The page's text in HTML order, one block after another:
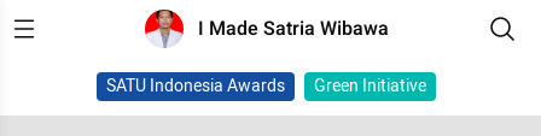
I Made Satria Wibawa
SATU Indonesia Awards Green Initiative